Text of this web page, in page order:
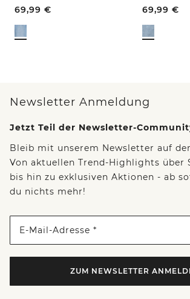
69,99 € 69,99 €
Newsletter Anmeldung
Jetzt Teil der Newsletter-
Bleib mit unserem Newsletter auf
Von aktuellen Trend-Highlights über
bis hin zu exklusiven Aktionen - ab
du nichts mehr!
E-Mail-Adresse *
ZUM NEWSLETTER